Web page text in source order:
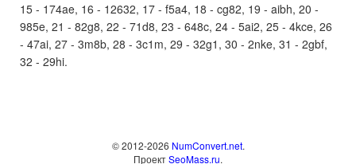
15 - 174ae, 16 - 12632, 17 - f5a4, 18 - cg82, 19 - aibh, 20 -
985e, 21 - 82g8, 22 - 71d8, 23 - 648c, 24 - 5ai2, 25 - 4kce, 26
- 47ai, 27 - 3m8b, 28 - 3c1m, 29 - 32g1, 30 - 2nke, 31 - 2gbf,
32 - 29hi.
© 2012-2026 NumConvert.net.
ПроектSeoMass.ru.